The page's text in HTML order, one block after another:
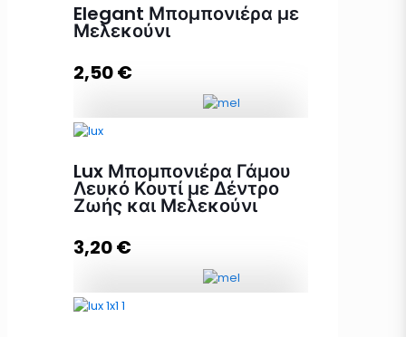
Elegant Μπομπονιέρα με
Μελεκούνι
2,50€
Μελεκούνι ποσότητα
Lux Μπομπονιέρα Γάμου
Λευκό Κουτί με Δέντρο
Ζωής και Μελεκούνι
3,20€